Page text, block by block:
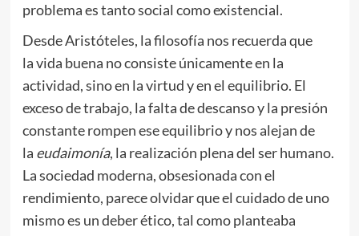
problema es tanto social como existencial.
Desde Aristóteles, la filosofía nos recuerda que
la vida buena no consiste únicamente en la
actividad, sino en la virtud y en el equilibrio. El
exceso de trabajo, la falta de descanso y la presión
constante rompen ese equilibrio y nos alejan de
la eudaimonía, la realización plena del ser humano.
La sociedad moderna, obsesionada con el
rendimiento, parece olvidar que el cuidado de uno
mismo es un deber ético, tal como planteaba